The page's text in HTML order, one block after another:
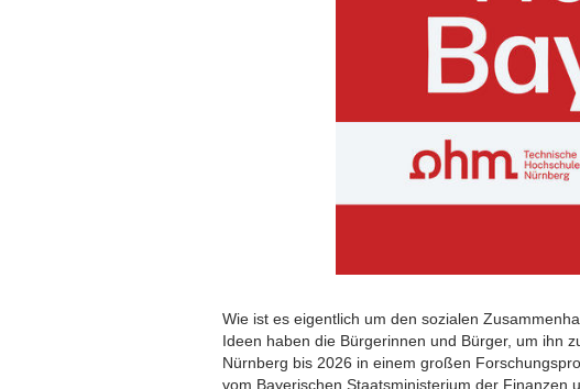
Wie ist es eigentlich um den sozialen
Ideen haben die Bürgerinnen und Bürger, um ihn
Nürnberg bis 2026 in einem großen
vom Bayerischen Staatsministerium der Finanzen